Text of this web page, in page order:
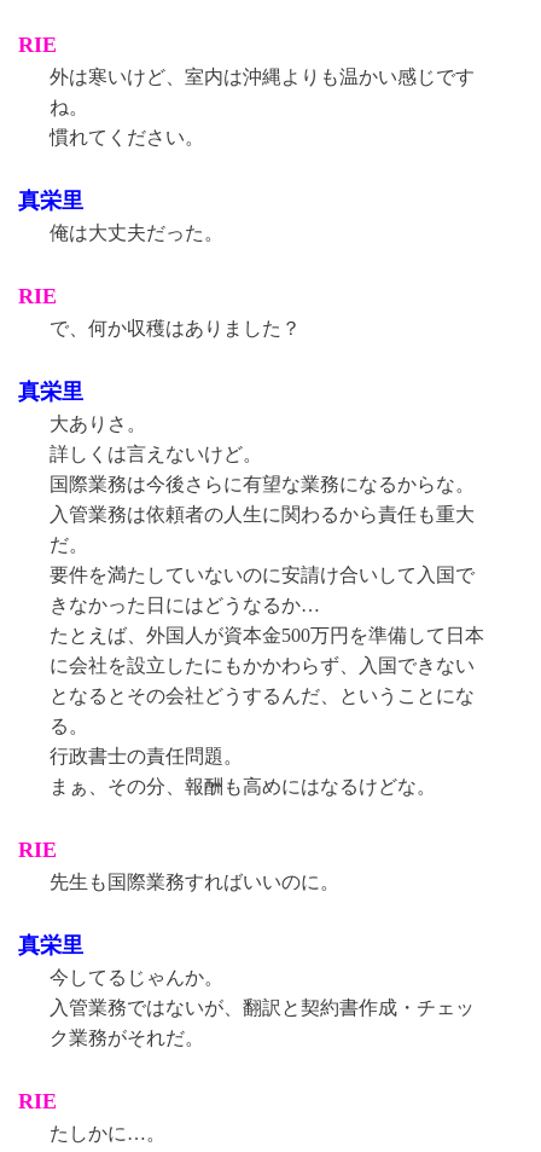
RIE
外は寒いけど、室内は沖縄よりも温かい感じです
ね。
慣れてください。
真栄里
俺は大丈夫だった。
RIE
で、何か収穫はありました？
真栄里
大ありさ。
詳しくは言えないけど。
国際業務は今後さらに有望な業務になるからな。
入管業務は依頼者の人生に関わるから責任も重大
だ。
要件を満たしていないのに安請け合いして入国で
きなかった日にはどうなるか…
たとえば、外国人が資本金500万円を準備して日本
に会社を設立したにもかかわらず、入国できない
となるとその会社どうするんだ、ということにな
る。
行政書士の責任問題。
まぁ、その分、報酬も高めにはなるけどな。
RIE
先生も国際業務すればいいのに。
真栄里
今してるじゃんか。
入管業務ではないが、翻訳と契約書作成・チェッ
ク業務がそれだ。
RIE
たしかに…。